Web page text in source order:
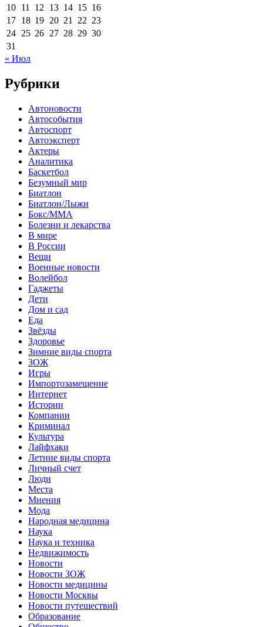
10 11 12 13 14 15 16
17 18 19 20 21 22 23
24 25 26 27 28 29 30
31
« Июл
Рубрики
Автоновости
Автособытия
Автоспорт
Автоэксперт
Актеры
Аналитика
Баскетбол
Безумный мир
Биатлон
Биатлон/Лыжи
Бокс/MMA
Болезни и лекарства
В мире
В России
Вещи
Военные новости
Волейбол
Гаджеты
Дети
Дом и сад
Еда
Звёзды
Здоровье
Зимние виды спорта
ЗОЖ
Игры
Импортозамещение
Интернет
Истории
Компании
Криминал
Культура
Лайфхаки
Летние виды спорта
Личный счет
Люди
Места
Мнения
Мода
Народная медицина
Наука
Наука и техника
Недвижимость
Новости
Новости ЗОЖ
Новости медицины
Новости Москвы
Новости путешествий
Образование